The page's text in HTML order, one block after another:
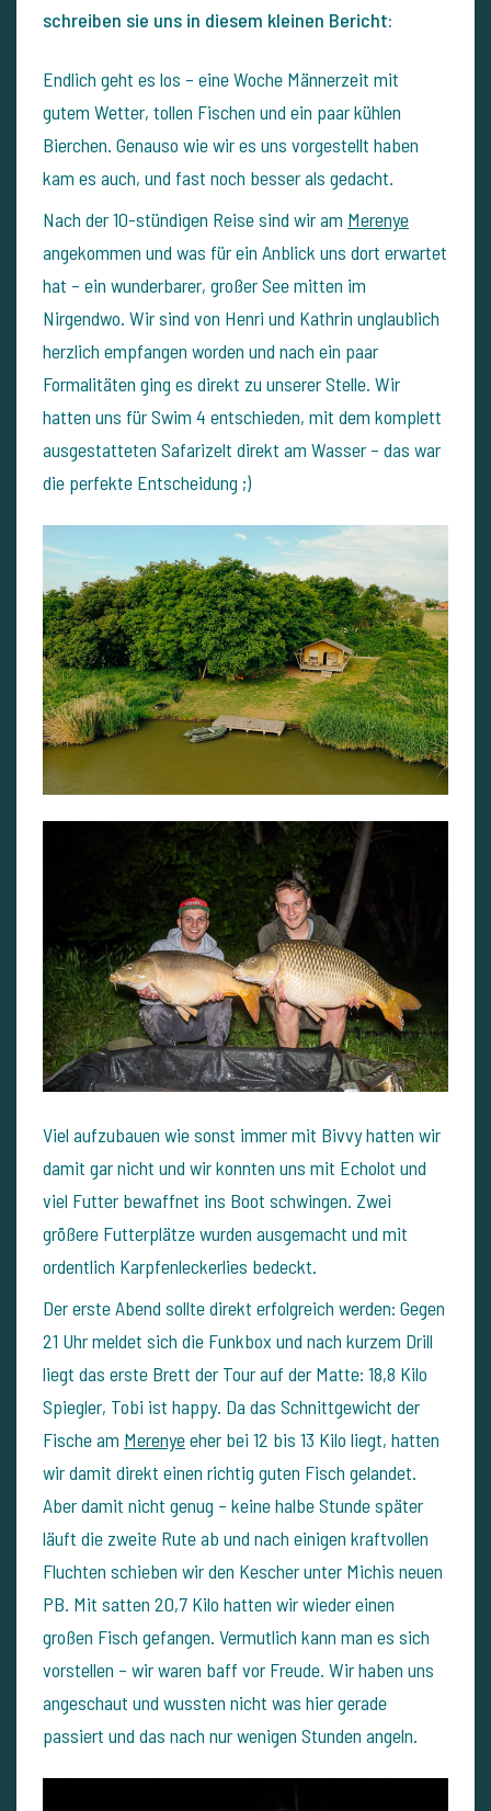
schreiben sie uns in diesem kleinen Bericht:
Endlich geht es los – eine Woche Männerzeit mit
gutem Wetter, tollen Fischen und ein paar kühlen
Bierchen. Genauso wie wir es uns vorgestellt haben
kam es auch, und fast noch besser als gedacht.
Nach der 10-stündigen Reise sind wir am Merenye
angekommen und was für ein Anblick uns dort erwartet
hat – ein wunderbarer, großer See mitten im
Nirgendwo. Wir sind von Henri und Kathrin unglaublich
herzlich empfangen worden und nach ein paar
Formalitäten ging es direkt zu unserer Stelle. Wir
hatten uns für Swim 4 entschieden, mit dem komplett
ausgestatteten Safarizelt direkt am Wasser – das war
die perfekte Entscheidung ;)
Viel aufzubauen wie sonst immer mit Bivvy hatten wir
damit gar nicht und wir konnten uns mit Echolot und
viel Futter bewaffnet ins Boot schwingen. Zwei
größere Futterplätze wurden ausgemacht und mit
ordentlich Karpfenleckerlies bedeckt.
Der erste Abend sollte direkt erfolgreich werden: Gegen
21 Uhr meldet sich die Funkbox und nach kurzem Drill
liegt das erste Brett der Tour auf der Matte: 18,8 Kilo
Spiegler, Tobi ist happy. Da das Schnittgewicht der
Fische am Merenyeeher bei 12 bis 13 Kilo liegt, hatten
wir damit direkt einen richtig guten Fisch gelandet.
Aber damit nicht genug – keine halbe Stunde später
läuft die zweite Rute ab und nach einigen kraftvollen
Fluchten schieben wir den Kescher unter Michis neuen
PB. Mit satten 20,7 Kilo hatten wir wieder einen
großen Fisch gefangen. Vermutlich kann man es sich
vorstellen – wir waren baff vor Freude. Wir haben uns
angeschaut und wussten nicht was hier gerade
passiert und das nach nur wenigen Stunden angeln.